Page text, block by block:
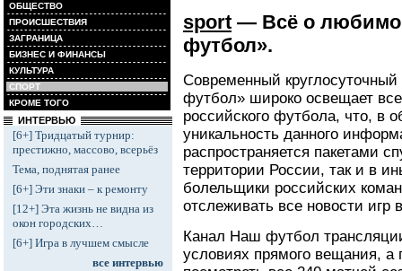
ОБЩЕСТВО
ПРОИСШЕСТВИЯ
ЗАГРАНИЦА
БИЗНЕС И ФИНАНСЫ
КУЛЬТУРА
СПОРТ
КРОМЕ ТОГО
ИНТЕРВЬЮ
[6+] Тридцатый турнир:
престижно, массово, всерьёз
Тема, поднятая ранее
[6+] Эти знаки – к ремонту
[12+] Эта жизнь не видна из
окон городских…
[6+] Игра в лучшем смысле
все интервью
sport — Всё о
футбол».
Современный
футбол» широко освещает
российского футбола, что, в
уникальность данного
распространяется пакетами
территории России, так и в
болельщики российских
отслеживать все новости
Канал Наш футбол
условиях прямого вещания, а